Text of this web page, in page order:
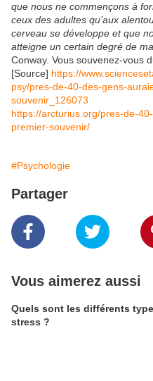
que nous ne commençons à
ceux des adultes qu’aux
cerveau se développe et que
atteigne un certain degré de
Conway. Vous souvenez-vous
[Source] https://
psy/pres-de-40-des-gens-
souvenir_126073
https://arcturius.org/pres-de-
premier-souvenir/
#Psychologie
Partager
Vous aimerez aussi
Quels sont les différents
stress ?